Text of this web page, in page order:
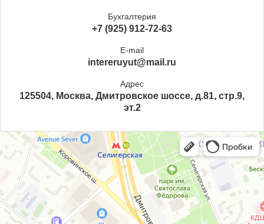
Бухгалтерия
+7 (925) 912-72-63
E-mail
intereruyut@mail.ru
Адрес
125504, Москва, Дмитровское шоссе, д.81, стр.9,
эт.2